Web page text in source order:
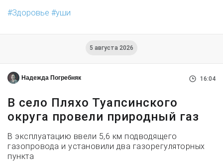
Здоровье
уши
5 августа 2026
Надежда Погребняк 16:04
В село Пляхо Туапсинского
округа провели природный газ
В эксплуатацию ввели 5,6 км подводящего
газопровода и установили два газорегуляторных
пункта